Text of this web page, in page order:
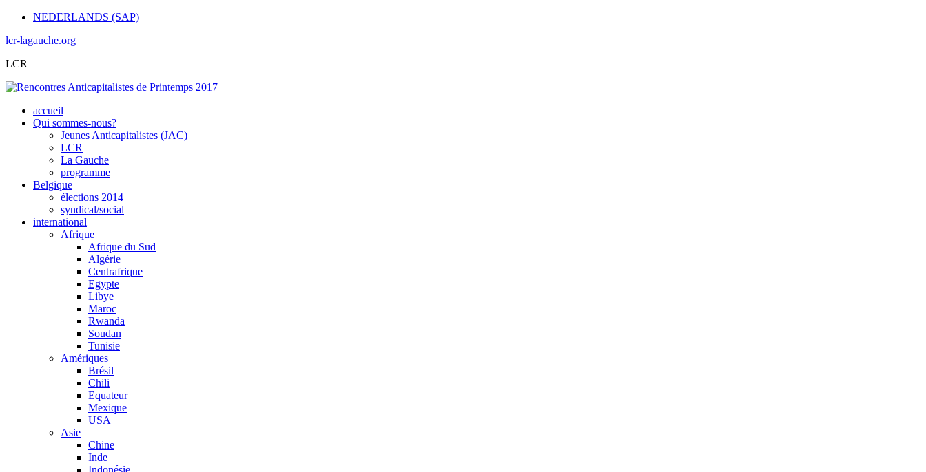
NEDERLANDS (SAP)
lcr-lagauche.org
LCR
accueil
Qui sommes-nous?
Jeunes Anticapitalistes (JAC)
LCR
La Gauche
programme
Belgique
élections 2014
syndical/social
international
Afrique
Afrique du Sud
Algérie
Centrafrique
Egypte
Libye
Maroc
Rwanda
Soudan
Tunisie
Amériques
Brésil
Chili
Equateur
Mexique
USA
Asie
Chine
Inde
Indonésie